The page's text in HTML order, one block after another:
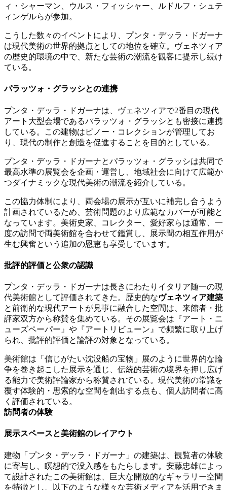
ィ・シャーマン、ウルス・フィッシャー、ルドルフ・シュテ
ィンゲルらが参加。
こうした数々のイベントにより、プンタ・デッラ・ドガーナ
は現代美術の世界的拠点としての地位を確立。ヴェネツィア
の歴史的環境の中で、新たな芸術の潮流を観客に提示し続け
ている。
パラッツォ・グラッシとの連携
プンタ・デッラ・ドガーナは、ヴェネツィアで2番目の現代
アート大型会場であるパラッツォ・グラッシとも密接に連携
している。この建物はピノー・コレクションが管理してお
り、現代の制作と創造を促進することを目的としている。
プンタ・デッラ・ドガーナとパラッツォ・グラッシは共同で
最高水準の展覧会を企画・運営し、地域社会に向けて広範か
つダイナミックな現代美術の潮流を紹介している。
この協力体制により、両会場の展示が互いに補完し合うよう
計画されているため、芸術問題のより広範なカバーが可能と
なっています。美術史家、コレクター、愛好家らは通常、一
度の訪問で両美術館を合わせて鑑賞し、展示間の相互作用が
生む興奮という追加の恩恵も享受しています。
批評的評価と公衆の認識
プンタ・デッラ・ドガーナは長きにわたりイタリア随一の現
代美術館として評価されてきた。歴史的なヴェネツィア建築
と前衛的な現代アートが見事に融合した空間は、来館者・批
評家双方から称賛を集めている。その展覧会は『アート・ニ
ューズペーパー』や『アートリビューン』で頻繁に取り上げ
られ、批評的評価と論評の対象となっている。
美術館は「信じがたい沈没船の宝物」展のように世界的な論
争を巻き起こした展示を通じ、伝統的芸術の境界を押し広げ
る能力で美術評論家から称賛されている。現代美術の常識を
覆す体験的・思索的な空間を創出する点も、個人訪問者に高
く評価されている。
訪問者の体験
展示スペースと美術館のレイアウト
建物「プンタ・デッラ・ドガーナ」の建築は、観覧者の体験
に寄与し、瞑想的で没入感をもたらします。安藤忠雄によっ
て設計されたこの美術館は、巨大な開放的なギャラリー空間
を特徴とし、以下のような様々な芸術メディアを活用できま